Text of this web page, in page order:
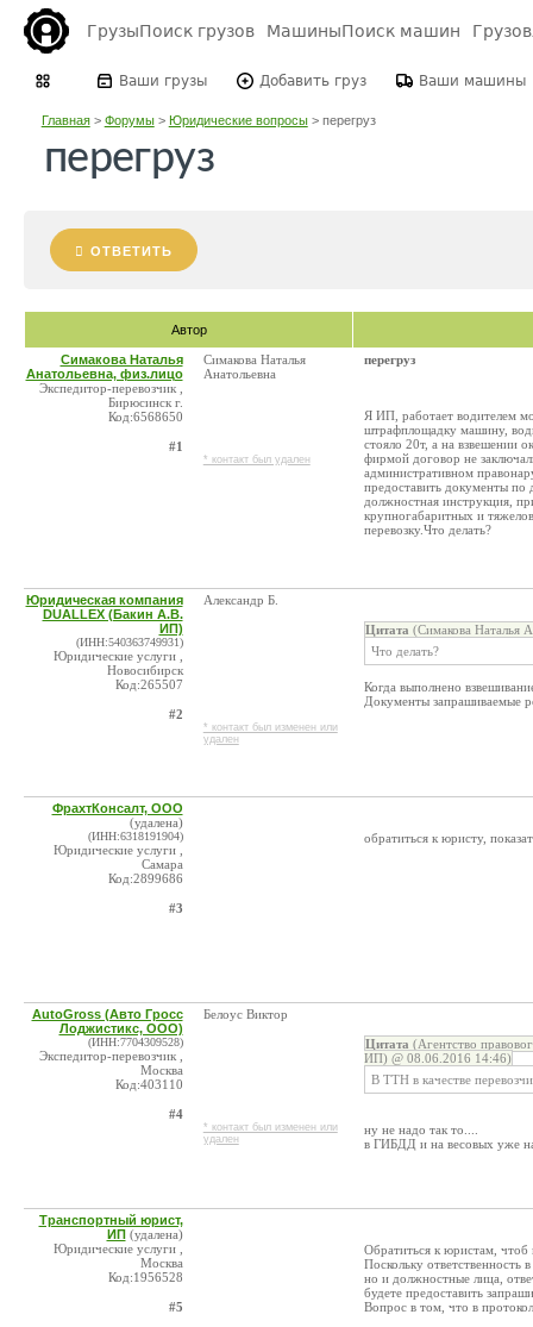
ГрузыПоиск грузов МашиныПоиск машин
Ваши грузы Добавить груз Ваши машины
Главная> Форумы> Юридические вопросы> перегруз
перегруз
ОТВЕТИТЬ
Автор
Симакова Наталья
Анатольевна, физ.лицо
Экспедитор-перевозчик ,
Бирюсинск г.
Код:6568650
#1
Симакова Наталья
Анатольевна
* контакт был удален
перегруз
Я ИП, работает водителем
штрафплощадку машину,
стояло 20т, а на взвешении
фирмой договор не
административном
предоставить документы по
должностная инструкция,
крупногабаритных и
перевозку.Что делать?
Юридическая компания
DUALLEX (Бакин А.В.
ИП)
(ИНН:540363749931)
Юридические услуги ,
Новосибирск
Код:265507
#2
Александр Б.
* контакт был изменен или
удален
Цитата (Симакова Наталья
Что делать?
Когда выполнено
Документы запрашиваемые
ФрахтКонсалт, ООО
(удалена)
(ИНН:6318191904)
Юридические услуги ,
Самара
Код:2899686
#3
обратиться к юристу,
AutoGross (Авто Гросс
Лоджистикс, ООО)
(ИНН:7704309528)
Экспедитор-перевозчик ,
Москва
Код:403110
#4
Белоус Виктор
* контакт был изменен или
удален
Цитата (Агентство
ИП) @ 08.06.2016 14:46)
В ТТН в качестве
ну не надо так то....
в ГИБДД и на весовых уже
Транспортный юрист,
ИП (удалена)
Юридические услуги ,
Москва
Код:1956528
#5
Обратиться к юристам, чтоб
Поскольку ответственность
но и должностные лица,
будете предоставить
Вопрос в том, что в